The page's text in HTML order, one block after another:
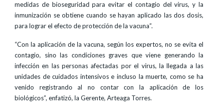
medidas de bioseguridad para evitar el contagio del virus, y la
inmunización se obtiene cuando se hayan aplicado las dos dosis,
para lograr el efecto de protección de la vacuna”.
“Con la aplicación de la vacuna, según los expertos, no se evita el
contagio, sino las condiciones graves que viene generando la
infección en las personas afectadas por el virus, la llegada a las
unidades de cuidados intensivos e incluso la muerte, como se ha
venido registrando al no contar con la aplicación de los
biológicos”, enfatizó, la Gerente, Arteaga Torres.